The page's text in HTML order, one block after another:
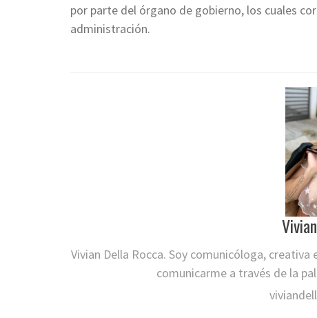
por parte del órgano de gobierno, los cuales
administración.
Vivian Della Rocca. Soy comunicóloga,
comunicarme a través de la